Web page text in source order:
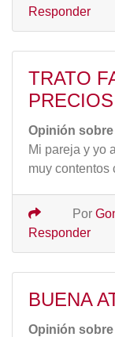
Responder
TRATO
Opinión sobre
Mi pareja y yo
muy contentos
Por
Responder
BUENA
Opinión sobre